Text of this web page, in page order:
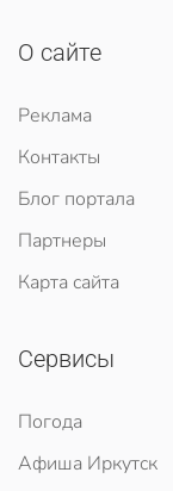
О сайте
Реклама
Контакты
Блог портала
Партнеры
Карта сайта
Сервисы
Погода
Афиша Иркутск